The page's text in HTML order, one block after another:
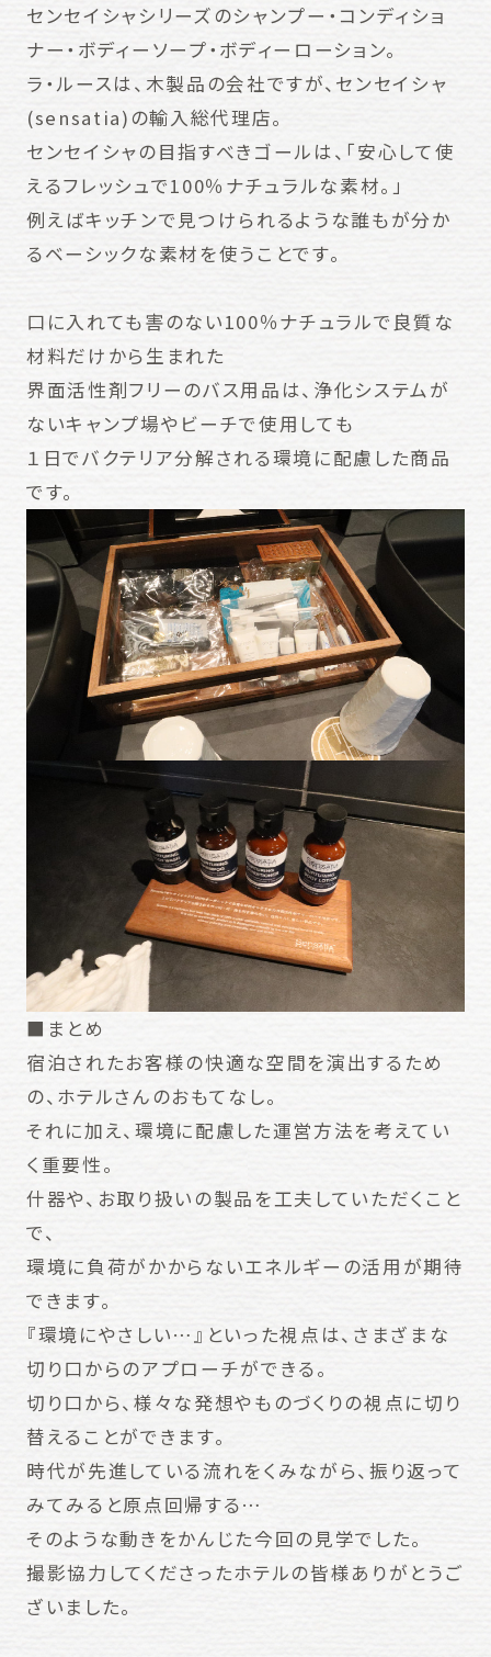
センセイシャシリーズのシャンプー・コンディショ
ナー・ボディーソープ・ボディーローション。
ラ・ルースは、木製品の会社ですが、センセイシャ
(sensatia)の輸入総代理店。
センセイシャの目指すべきゴールは、「安心して使
えるフレッシュで100％ナチュラルな素材。」
例えばキッチンで見つけられるような誰もが分か
るベーシックな素材を使うことです。
口に入れても害のない100％ナチュラルで良質な
材料だけから生まれた
界面活性剤フリーのバス用品は、浄化システムが
ないキャンプ場やビーチで使用しても
１日でバクテリア分解される環境に配慮した商品
です。
■まとめ
宿泊されたお客様の快適な空間を演出するため
の、ホテルさんのおもてなし。
それに加え、環境に配慮した運営方法を考えてい
く重要性。
什器や、お取り扱いの製品を工夫していただくこと
で、
環境に負荷がかからないエネルギーの活用が期待
できます。
『環境にやさしい…』といった視点は、さまざまな
切り口からのアプローチができる。
切り口から、様々な発想やものづくりの視点に切り
替えることができます。
時代が先進している流れをくみながら、振り返って
みてみると原点回帰する…
そのような動きをかんじた今回の見学でした。
撮影協力してくださったホテルの皆様ありがとうご
ざいました。